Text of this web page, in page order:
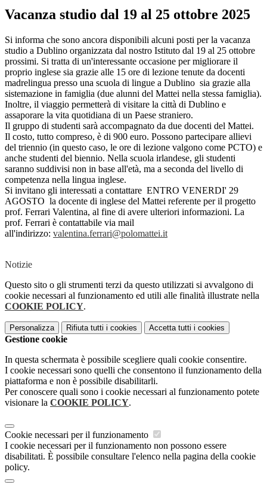
Vacanza studio dal 19 al 25 ottobre 2025
Si informa che sono ancora disponibili alcuni posti per la vacanza
studio a Dublino organizzata dal nostro Istituto dal 19 al 25 ottobre
prossimi. Si tratta di un'interessante occasione per migliorare il
proprio inglese sia grazie alle 15 ore di lezione tenute da docenti
madrelingua presso una scuola di lingue a Dublino sia grazie alla
sistemazione in famiglia (due alunni del Mattei nella stessa famiglia).
Inoltre, il viaggio permetterà di visitare la città di Dublino e
assaporare la vita quotidiana di un Paese straniero.
Il gruppo di studenti sarà accompagnato da due docenti del Mattei.
Il costo, tutto compreso, è di 900 euro. Possono partecipare allievi
del triennio (in questo caso, le ore di lezione valgono come PCTO) e
anche studenti del biennio. Nella scuola irlandese, gli studenti
saranno suddivisi non in base all'età, ma a seconda del livello di
competenza nella lingua inglese.
Si invitano gli interessati a contattare ENTRO VENERDI' 29
AGOSTO la docente di inglese del Mattei referente per il progetto
prof. Ferrari Valentina, al fine di avere ulteriori informazioni. La
prof. Ferrari è contattabile via mail
all'indirizzo: valentina.ferrari@polomattei.it
Notizie
Questo sito o gli strumenti terzi da questo utilizzati si avvalgono di
cookie necessari al funzionamento ed utili alle finalità illustrate nella
COOKIE POLICY.
Personalizza Rifiuta tutti i cookies Accetta tutti i cookies
Gestione cookie
In questa schermata è possibile scegliere quali cookie consentire.
I cookie necessari sono quelli che consentono il funzionamento della
piattaforma e non è possibile disabilitarli.
Per conoscere quali sono i cookie necessari al funzionamento potete
visionare la COOKIE POLICY.
Cookie necessari per il funzionamento
I cookie necessari per il funzionamento non possono essere
disabilitati. È possibile consultare l'elenco nella pagina della cookie
policy.